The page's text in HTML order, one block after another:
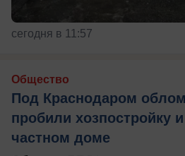
сегодня в 11:57
Общество
Под Краснодаром
пробили хозпостройку
частном доме